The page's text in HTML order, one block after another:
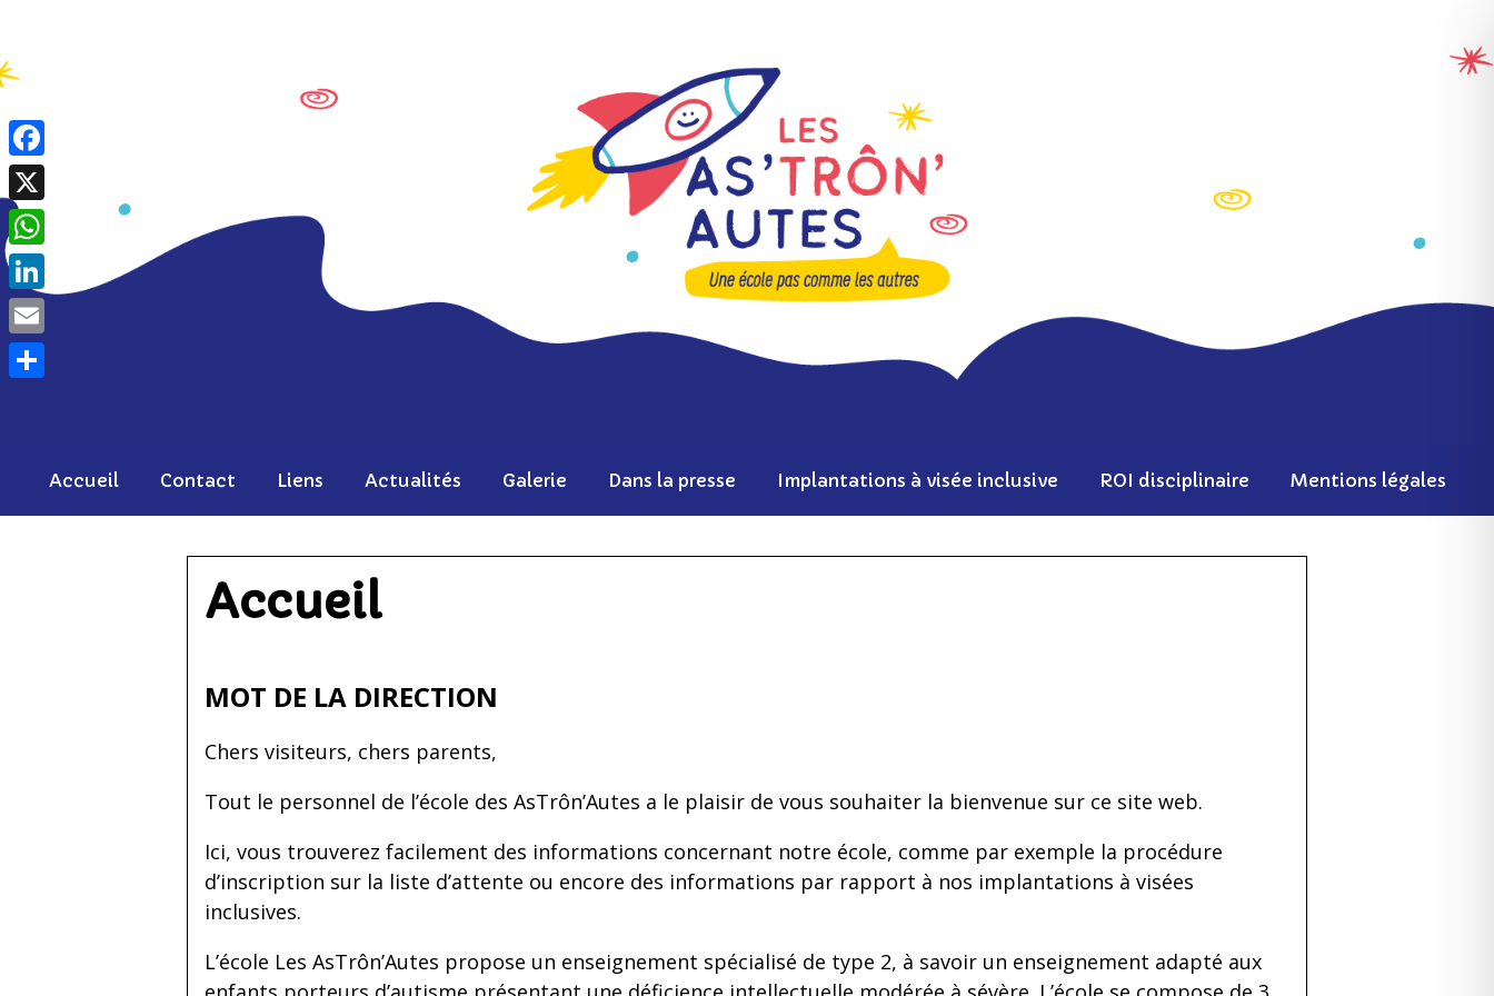
content
Accueil Contact Liens Actualités Galerie Dans la presse Implantations à visée inclusive ROI disciplinaire Mentions légales
Accueil
MOT DE LA DIRECTION
Chers visiteurs, chers parents,
Tout le personnel de l’école des AsTrôn’Autes a le plaisir de vous souhaiter la bienvenue sur ce site web.
Ici, vous trouverez facilement des informations concernant notre école, comme par exemple la procédure
d’inscription sur la liste d’attente ou encore des informations par rapport à nos implantations à visées
inclusives.
L’école Les AsTrôn’Autes propose un enseignement spécialisé de type 2, à savoir un enseignement adapté aux
Facebook
X
WhatsApp
LinkedIn
Email